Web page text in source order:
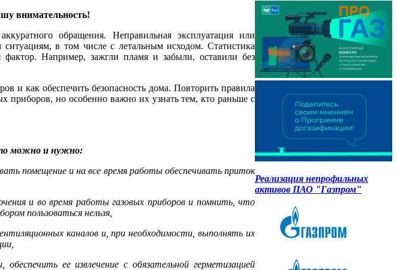
внимательность!
обращения. Неправильная эксплуатация или
в том числе с летальным исходом. Статистика
фактор. Например, зажгли пламя и забыли, оставили без
и как обеспечить безопасность дома. Повторить правила
приборов, но особенно важно их узнать тем, кто раньше с
можно и нужно:
помещение и на все время работы обеспечивать приток
и во время работы газовых приборов и помнить, что
пользоваться нельзя,
каналов и, при необходимости, выполнять их
ее извлечение с обязательной герметизацией
Реализация непрофильных
активов ПАО "Газпром"